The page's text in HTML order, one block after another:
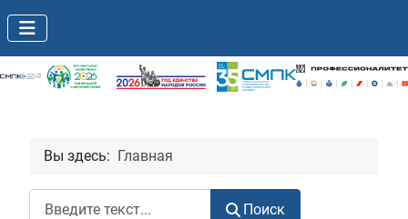
Вы здесь: Главная
Поиск